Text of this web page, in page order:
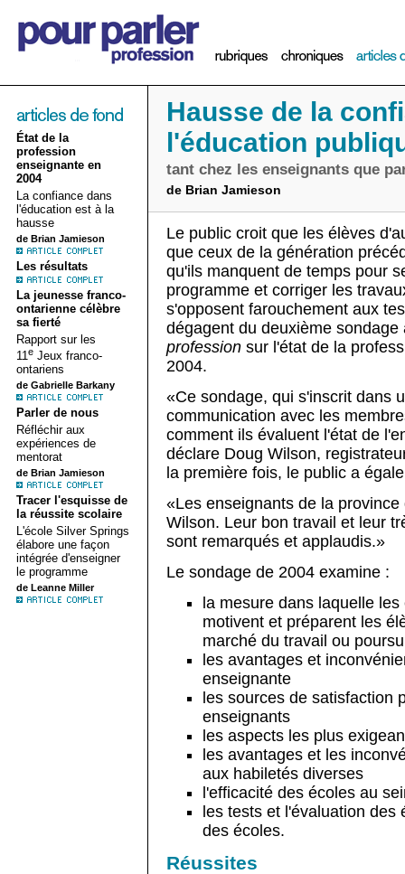
État de la
profession
enseignante en
2004
La confiance dans
l'éducation est à la
hausse
de Brian Jamieson
Les résultats
La jeunesse franco-
ontarienne célèbre
sa fierté
Rapport sur les
11e Jeux franco-
ontariens
de Gabrielle Barkany
Parler de nous
Réfléchir aux
expériences de
mentorat
de Brian Jamieson
Tracer l'esquisse de
la réussite scolaire
L'école Silver Springs
élabore une façon
intégrée d'enseigner
le programme
de Leanne Miller
Hausse de la
l'éducation
tant chez les enseignants que
de Brian Jamieson
Le public croit que les élèves
que ceux de la génération
qu'ils manquent de temps pour
programme et corriger les
s'opposent farouchement aux
dégagent du deuxième
profession sur l'état de la
2004.
«Ce sondage, qui s'inscrit dans
communication avec les
comment ils évaluent l'état de
déclare Doug Wilson,
la première fois, le public a
«Les enseignants de la
Wilson. Leur bon travail et leur
sont remarqués et applaudis.»
Le sondage de 2004 examine :
la mesure dans laquelle
motivent et préparent les
marché du travail ou
les avantages et
enseignante
les sources de satisfaction
enseignants
les aspects les plus
les avantages et les
aux habiletés diverses
l'efficacité des écoles au
les tests et l'évaluation
des écoles.
Réussites